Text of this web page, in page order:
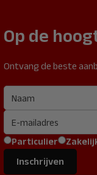
Op de
Ontvang de beste
Particulier
Inschrijven